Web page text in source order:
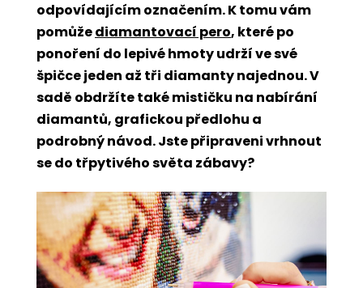
odpovídajícím označením. K tomu vám
pomůžediamantovací pero, které po
ponoření do lepivé hmoty udrží ve své
špičce jeden až tři diamanty najednou. V
sadě obdržíte také mističku na nabírání
diamantů, grafickou předlohu a
podrobný návod. Jste připraveni vrhnout
se do třpytivého světa zábavy?